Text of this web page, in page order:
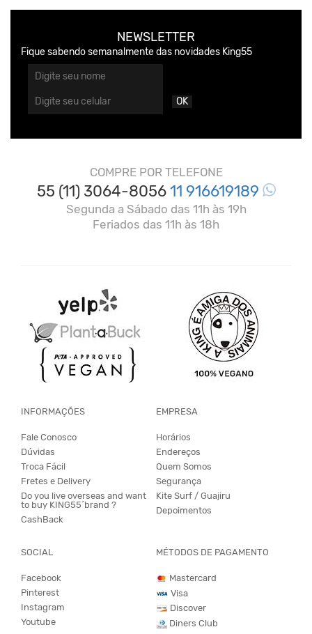
NEWSLETTER
Fique sabendo semanalmente das novidades King55
OK
COMPRE POR TELEFONE
55 (11) 3064-805611 916619189
Segunda a Sábado das 11h às 19h
Feriados das 11h às 18h
INFORMAÇÕES
Fale Conosco
Dúvidas
Troca Fácil
Fretes e Delivery
Do you live overseas and want
to buy KING55´brand ?
CashBack
EMPRESA
Horários
Endereços
Quem Somos
Segurança
Kite Surf / Guajiru
Depoimentos
SOCIAL
Facebook
Pinterest
Instagram
Youtube
MÉTODOS DE PAGAMENTO
Mastercard
Visa
Discover
Diners Club